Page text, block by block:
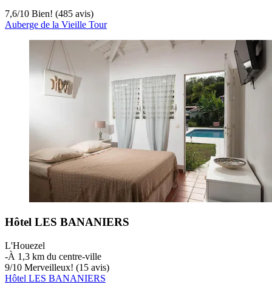
7,6/10 Bien! (485 avis)
Auberge de la Vieille Tour
Hôtel LES BANANIERS
L'Houezel
‐À 1,3 km du centre-ville
9/10 Merveilleux! (15 avis)
Hôtel LES BANANIERS